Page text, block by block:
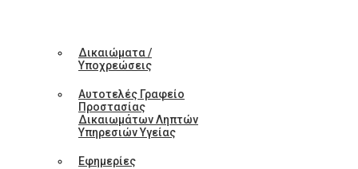
Δικαιώματα /
Υποχρεώσεις
Αυτοτελές Γραφείο
Προστασίας
Δικαιωμάτων Ληπτών
Υπηρεσιών Υγείας
Εφημερίες